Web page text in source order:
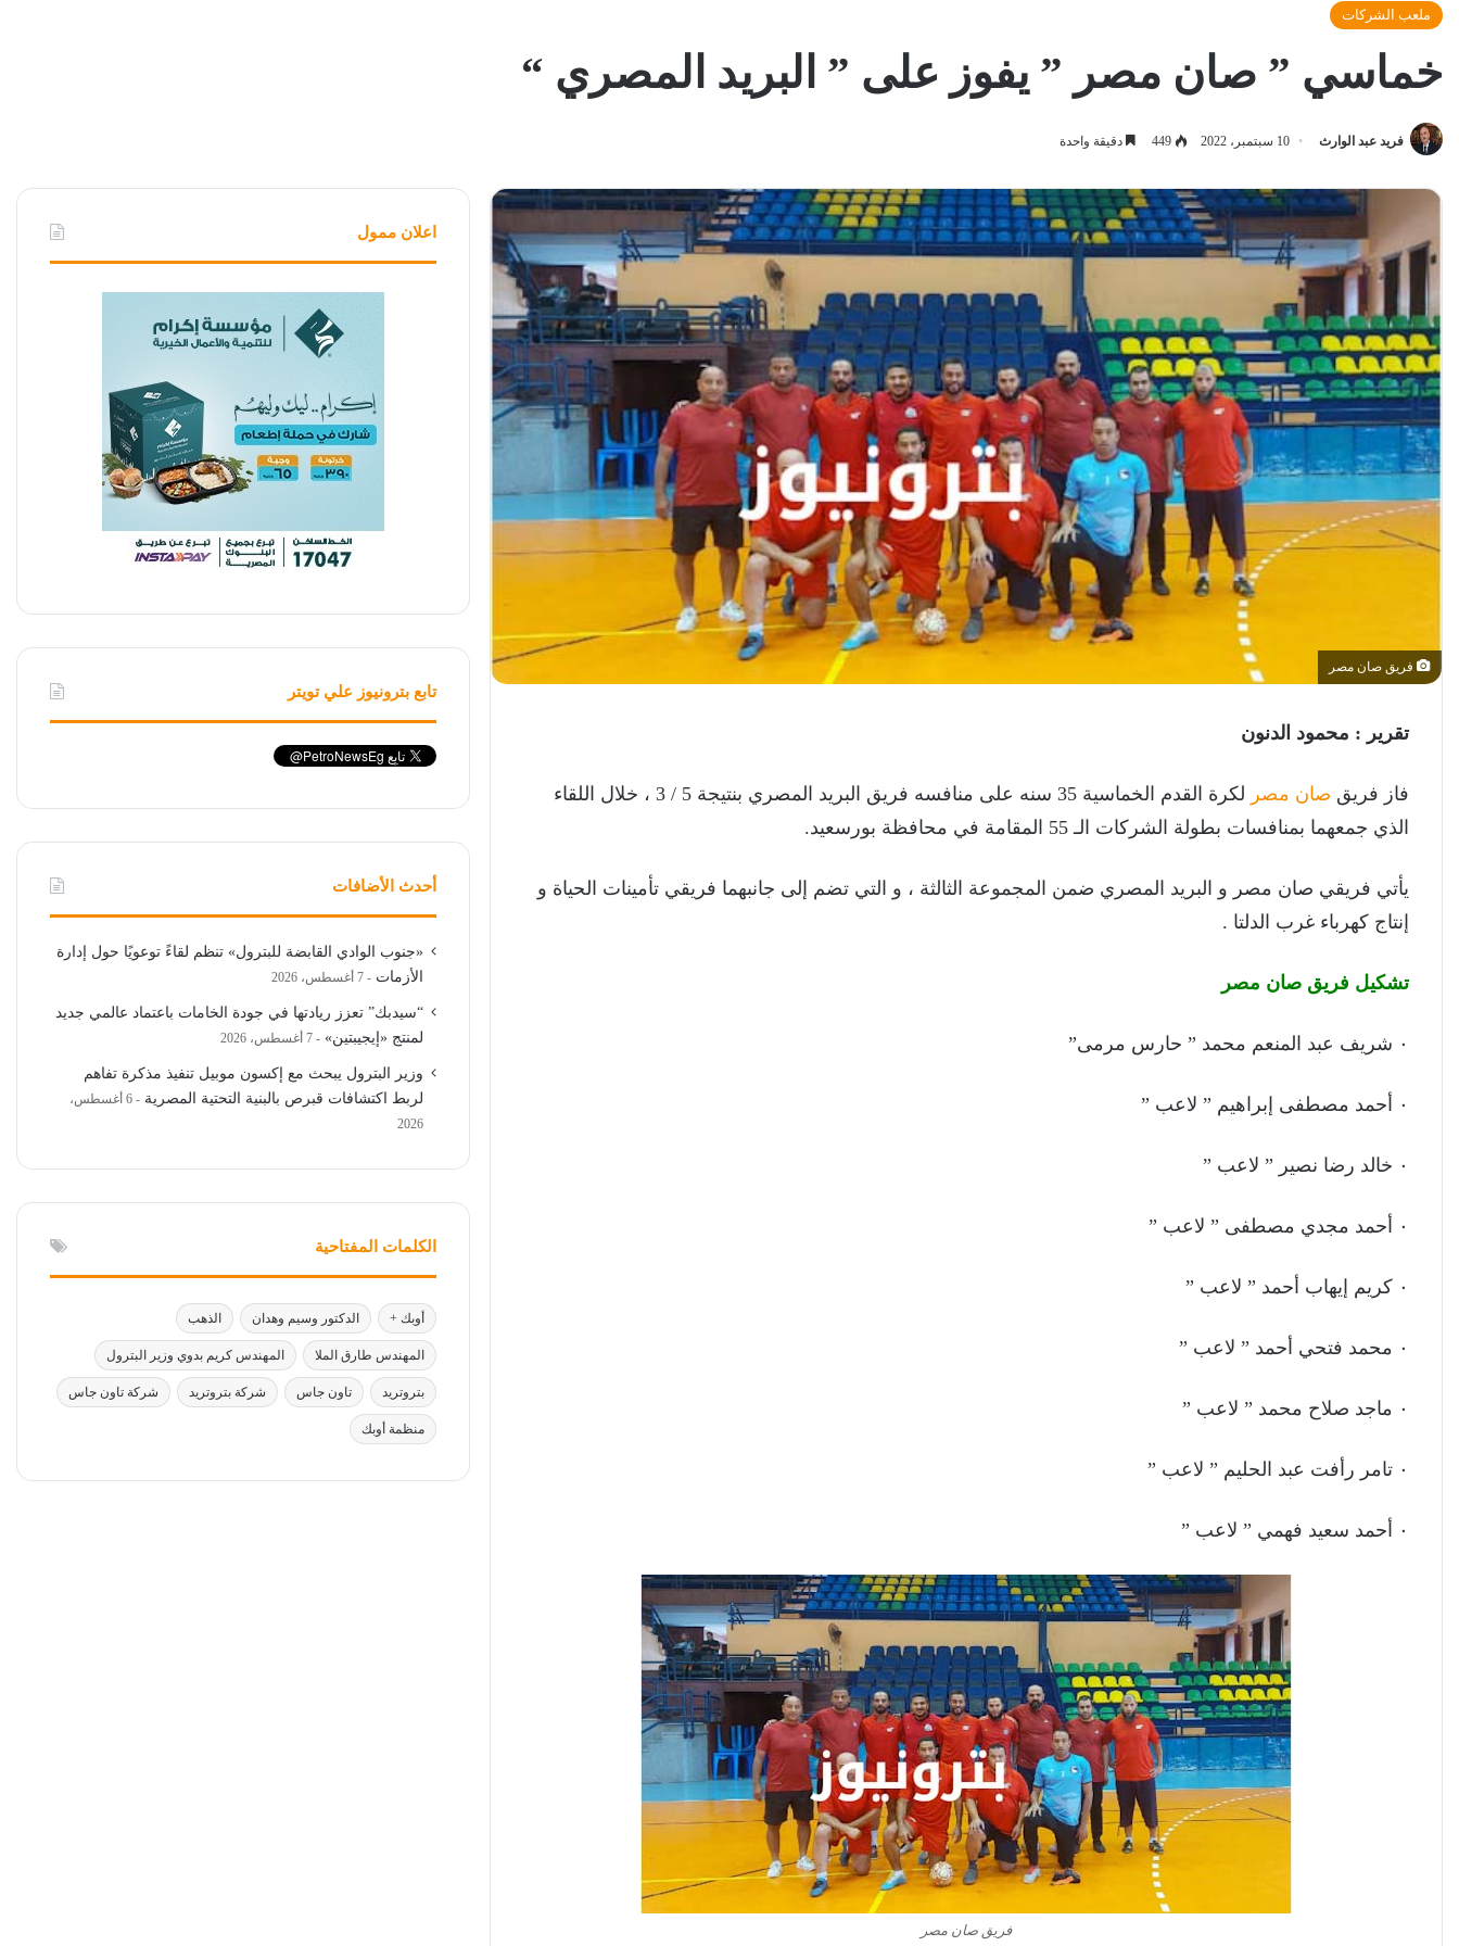
ملعب الشركات
خماسي ” صان مصر ” يفوز على ” البريد المصري “
فريد عبد الوارث 10 سبتمبر، 2022 449 دقيقة واحدة
فريق صان مصر
تقرير : محمود الدنون
فاز فريق صان مصر
لكرة القدم الخماسية 35 سنه على منافسه فريق البريد المصري بنتيجة 5 / 3 ، خلال اللقاء
الذي جمعهما بمنافسات بطولة الشركات الـ 55 المقامة في محافظة بورسعيد.
يأتي فريقي صان مصر و البريد المصري ضمن المجموعة الثالثة ، و التي تضم إلى جانبهما فريقي تأمينات الحياة و
إنتاج كهرباء غرب الدلتا .
تشكيل فريق صان مصر
٠ شريف عبد المنعم محمد ” حارس مرمى”
٠ أحمد مصطفى إبراهيم ” لاعب ”
٠ خالد رضا نصير ” لاعب ”
٠ أحمد مجدي مصطفى ” لاعب ”
٠ كريم إيهاب أحمد ” لاعب ”
٠ محمد فتحي أحمد ” لاعب ”
٠ ماجد صلاح محمد ” لاعب ”
٠ تامر رأفت عبد الحليم ” لاعب ”
٠ أحمد سعيد فهمي ” لاعب ”
فريق صان مصر
اعلان ممول
تابع بترونيوز علي تويتر
أحدث الأضافات
«جنوب الوادي القابضة للبترول» تنظم لقاءً توعويًا حول إدارة
الأزمات
7 أغسطس، 2026
“سيدبك” تعزز ريادتها في جودة الخامات باعتماد عالمي جديد
لمنتج «إيجيبتين»
7 أغسطس، 2026
وزير البترول يبحث مع إكسون موبيل تنفيذ مذكرة تفاهم
لربط اكتشافات قبرص بالبنية التحتية المصرية
6 أغسطس،
2026
الكلمات المفتاحية
أوبك + الدكتور وسيم وهدان الذهب
المهندس طارق الملا المهندس كريم بدوي وزير البترول
بتروتريد تاون جاس شركة بتروتريد شركة تاون جاس
منظمة أوبك